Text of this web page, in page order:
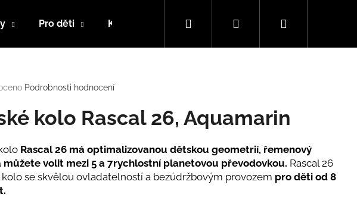
Pro děti Kola SLEVY Dárkové kupóny
Hledat PřihlášeníNákupní
Podrobnosti hodnocení
kolo Rascal 26, Aquamarin
Rascal 26 má optimalizovanou dětskou geometrií, řemenový
můžete volit mezi 5 a 7rychlostní planetovou převodovkou. Rascal 26
se skvělou ovladatelností a bezúdržbovým provozem pro děti od 8